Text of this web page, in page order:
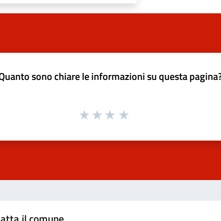
sono chiare le informazioni su questa